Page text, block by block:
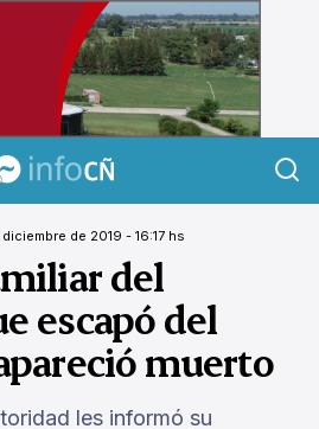
InfoCañuelas
de 2019 - 16:17 hs
del
escapó del
muerto
les informó su